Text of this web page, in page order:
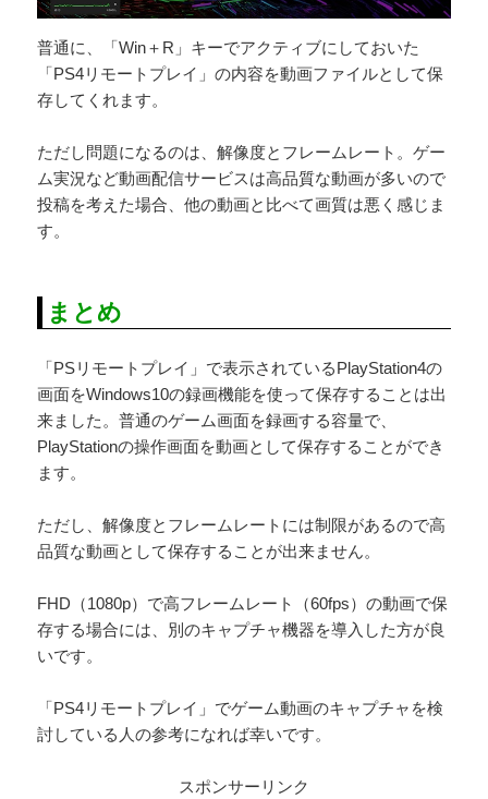
普通に、「Win＋R」キーでアクティブにしておいた
「PS4リモートプレイ」の内容を動画ファイルとして保
存してくれます。
ただし問題になるのは、解像度とフレームレート。ゲー
ム実況など動画配信サービスは高品質な動画が多いので
投稿を考えた場合、他の動画と比べて画質は悪く感じま
す。
まとめ
「PSリモートプレイ」で表示されているPlayStation4の
画面をWindows10の録画機能を使って保存することは出
来ました。普通のゲーム画面を録画する容量で、
PlayStationの操作画面を動画として保存することができ
ます。
ただし、解像度とフレームレートには制限があるので高
品質な動画として保存することが出来ません。
FHD（1080p）で高フレームレート（60fps）の動画で保
存する場合には、別のキャプチャ機器を導入した方が良
いです。
「PS4リモートプレイ」でゲーム動画のキャプチャを検
討している人の参考になれば幸いです。
スポンサーリンク